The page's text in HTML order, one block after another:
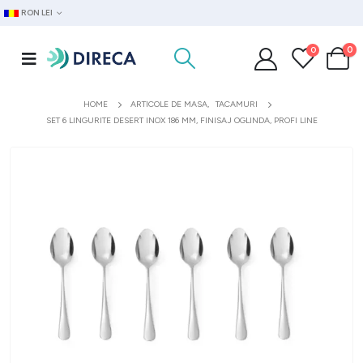
RON LEI
0 0
HOME ARTICOLE DE MASA, TACAMURI
SET 6 LINGURITE DESERT INOX 186 MM, FINISAJ OGLINDA, PROFI LINE